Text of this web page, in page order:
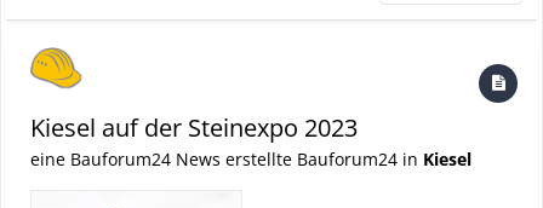
Kiesel auf der Steinexpo 2023
eine Bauforum24 News erstellte Bauforum24 in Kiesel